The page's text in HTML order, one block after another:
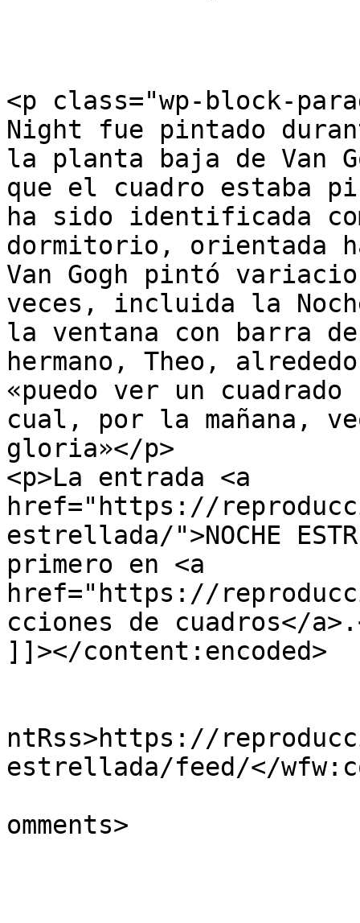
<p class="wp-block-
Night fue pintado
la planta baja de Van
que el cuadro estaba
ha sido identificada
dormitorio, orientada
Van Gogh pintó
veces, incluida la
la ventana con barra
hermano, Theo,
«puedo ver un
cual, por la mañana,
gloria»</p>
<p>La entrada <a
href="https://
estrellada/">NOCHE
primero en <a
href="https://
cciones de cuadros</
]]></content:encoded>
ntRss>https://
estrellada/feed/</
omments>